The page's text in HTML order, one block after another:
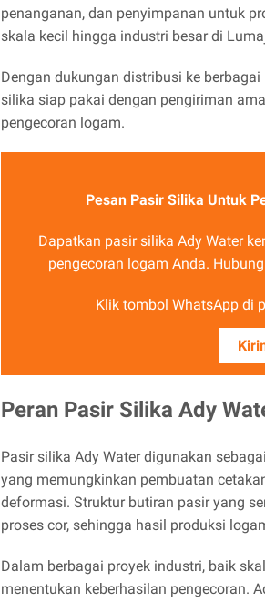
penanganan, dan penyimpanan untuk
skala kecil hingga industri besar di
Dengan dukungan distribusi ke
silika siap pakai dengan pengiriman
pengecoran logam.
Pesan Pasir Silika Untuk
Dapatkan pasir silika Ady Water
pengecoran logam Anda.
Klik tombol WhatsApp di
Peran Pasir Silika Ady
Pasir silika Ady Water digunakan
yang memungkinkan pembuatan
deformasi. Struktur butiran pasir yang
proses cor, sehingga hasil produksi
Dalam berbagai proyek industri, baik
menentukan keberhasilan pengecoran.